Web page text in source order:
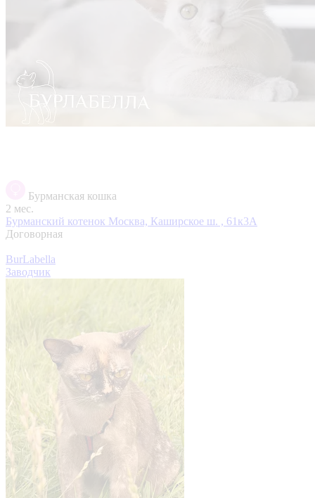
Бурманская кошка
2 мес.
Бурманский котенок Москва, Каширское ш. , 61к3А
Договорная
BurLabella
Заводчик